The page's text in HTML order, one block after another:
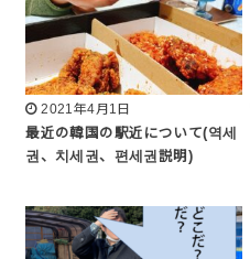
2021年4月1日
最近の韓国の駅近について(역세
권、치세권、편세권説明)